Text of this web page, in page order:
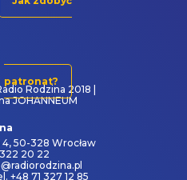
patronat?
Rodzina 2018 |
JOHANNEUM
50-328 Wrocław
20 22
+48 71 327 12 85